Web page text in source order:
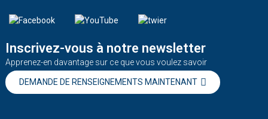
Inscrivez-vous à notre newsletter
Apprenez-en davantage sur ce que vous voulez savoir
DEMANDE DE RENSEIGNEMENTS MAINTENANT